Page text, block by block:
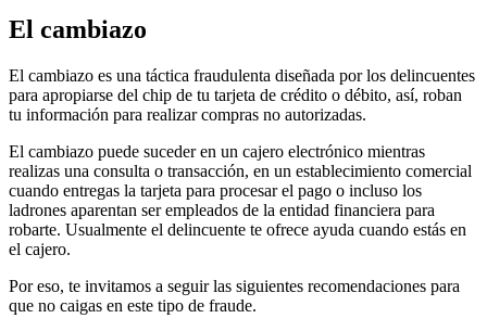
El cambiazo
El cambiazo es una táctica fraudulenta diseñada por los delincuentes
para apropiarse del chip de tu tarjeta de crédito o débito, así, roban
tu información para realizar compras no autorizadas.
El cambiazo puede suceder en un cajero electrónico mientras
realizas una consulta o transacción, en un establecimiento comercial
cuando entregas la tarjeta para procesar el pago o incluso los
ladrones aparentan ser empleados de la entidad financiera para
robarte. Usualmente el delincuente te ofrece ayuda cuando estás en
el cajero.
Por eso, te invitamos a seguir las siguientes recomendaciones para
que no caigas en este tipo de fraude.